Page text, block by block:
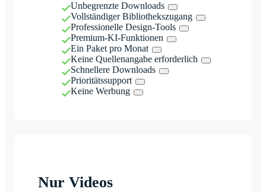
Unbegrenzte Downloads
Vollständiger Bibliothekszugang
Professionelle Design-Tools
Premium-KI-Funktionen
Ein Paket pro Monat
Keine Quellenangabe erforderlich
Schnellere Downloads
Prioritätssupport
Keine Werbung
Nur Videos